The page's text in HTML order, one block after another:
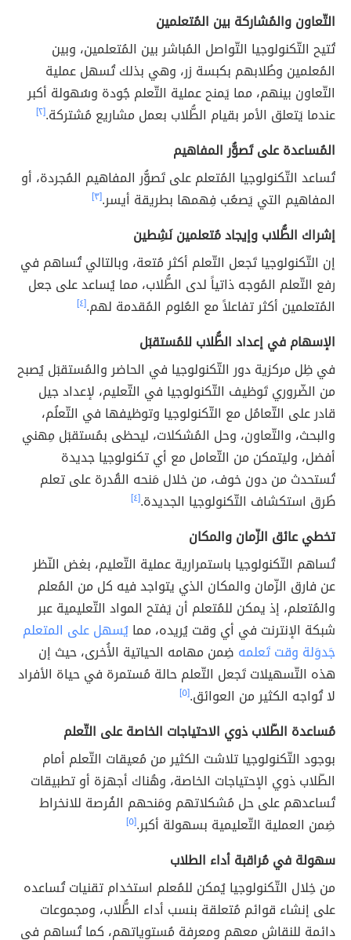
التّعاون والمُشاركة بين المُتعلمين
تُتيح التّكنولوجيا التّواصل المُباشر بين المُتعلمين، وبين
المُعلمين وطُلابهم بكبسة زر، وهي بذلك تُسهل عملية
التّعاون بينهم، مما يَمنح عملية التّعلم جُودة وسُهولة أكبر
عندما يَتعلق الأمر بقيام الطُّلاب بعمل مشاريع مُشتركة.[٢]
المُساعدة على تَصوُّر المفاهيم
تُساعد التّكنولوجيا المُتعلم على تَصوُّر المفاهيم المُجردة، أو
المفاهيم التي يَصعُب فِهمها بطريقة أيسر.[٣]
إشراك الطُّلاب وإيجاد مُتعلمين نَشِطين
إن التّكنولوجيا تَجعل التّعلم أكثر مُتعة، وبالتالي تُساهم في
رفع التّعلم المُوجه ذاتياً لدى الطُّلاب، مما يُساعد على جعل
المُتعلمين أكثر تفاعلاً مع العُلوم المُقدمة لهم.[٤]
الإسهام في إعداد الطُّلاب للمُستقبَل
في ظِل مركزية دور التّكنولوجيا في الحاضر والمُستقبَل يُصبح
من الضّروري تَوظيف التّكنولوجيا في التّعليم، لإعداد جيل
قادر على التّعامُل مع التّكنولوجيا وتوظيفها في التّعلُم،
والبحث، والتّعاون، وحل المُشكلات، ليحظى بمُستقبَل مِهني
أفضل، وليتمكن من التّعامل مع أي تكنولوجيا جديدة
تُستحدث من دون خوف، من خلال مَنحه القُدرة على تعلم
طُرق استكشاف التّكنولوجيا الجديدة.[٤]
تخطي عائق الزّمان والمكان
تُساهم التّكنولوجيا باستمرارية عملية التّعليم، بغض النّظر
عن فارق الزّمان والمكان الذي يتواجد فيه كل من المُعلم
والمُتعلم، إذ يمكن للمُتعلم أن يَفتح المواد التّعليمية عبر
شبكة الإنترنت في أي وقت يُريده، ممايُسهل على المتعلم
جَدوَلة وقت تَعلمه ضِمن مهامه الحياتية الأُخرى، حيث إن
هذه التّسهيلات تَجعل التّعلم حالة مُستمرة في حياة الأفراد
لا تُواجه الكثير من العوائق.[٥]
مُساعدة الطّلاب ذوي الاحتياجات الخاصة على التّعلم
بوجود التّكنولوجيا تلاشت الكثير من مُعيقات التّعلم أمام
الطّلاب ذوي الإحتياجات الخاصة، وهُناك أجهزة أو تطبيقات
تُساعدهم على حل مُشكلاتهم ومَنحهم الفُرصة للانخراط
ضِمن العملية التّعليمية بسهولة أكبر.[٥]
سهولة في مُراقبة أداء الطلاب
من خِلال التّكنولوجيا يُمكن للمُعلم استخدام تقنيات تُساعده
على إنشاء قوائم مُتعلقة بنسب أداء الطُّلاب، ومجموعات
دائمة للنقاش معهم ومعرفة مُستوياتهم، كما تُساهم في